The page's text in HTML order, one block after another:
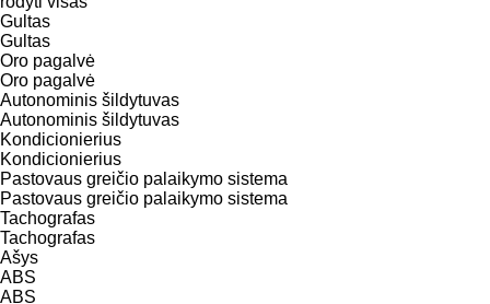
Gultas
Gultas
Oro pagalvė
Oro pagalvė
Autonominis šildytuvas
Autonominis šildytuvas
Kondicionierius
Kondicionierius
Pastovaus greičio palaikymo sistema
Pastovaus greičio palaikymo sistema
Tachografas
Tachografas
Ašys
ABS
ABS